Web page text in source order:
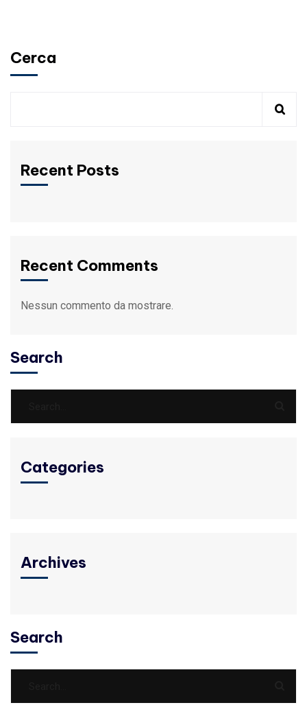
Cerca
Recent Posts
Recent Comments
Nessun commento da mostrare.
Search
Categories
Archives
Search